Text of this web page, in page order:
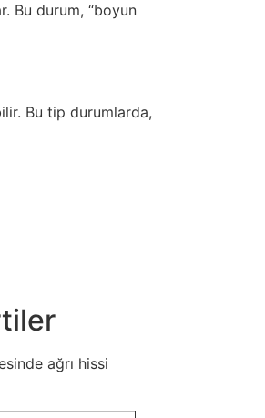
Bu durum, “boyun
Bu tip durumlarda,
ağrı hissi